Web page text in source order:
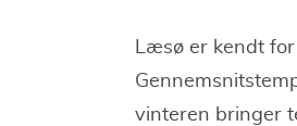
Læsø er kendt
vinteren bringer